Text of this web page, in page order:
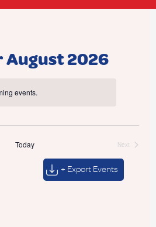
August 2026
events.
Today
Next
+ Export Events